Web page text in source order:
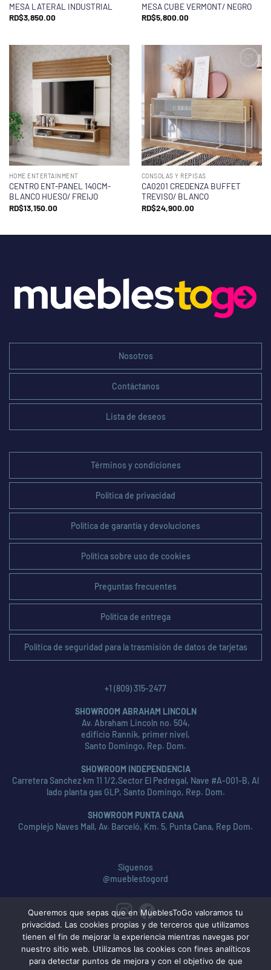
MESA LATERAL INDUSTRIAL
RD$3,850.00
MESA CUBE VERMONT/ NEGRO
RD$5,800.00
HOME ENTERTAINMENT
CENTRO ENT-PANEL 140CM-
BLANCO HUESO/ FREIJO
RD$13,150.00
CONSOLAS Y REPISAS
CA0201 CREDENZA BUFFET
TREVISO/ BLANCO
RD$24,900.00
Nosotros
Contáctanos
Lista de deseos
Términos y condiciones
Política de privacidad
Política de garantía y devoluciones
Política sobre uso de cookies
Preguntas frecuentes
Política de entrega
Política de seguridad para la trasmisión de datos de tarjetas
+1 (809) 315-2477
SHOWROOM ABRAHAM LINCOLN
Av. Abraham Lincoln no. 504,
edificio Rannik, primer nivel,
Santo Domingo, Rep. Dom.
SHOWROOM INDEPENDENCIA
Carretera Sanchez km 11 1/2,Sector El Pedregal, Nave #A-001-B, Al
lado planta gas GLP, Santo Domingo, Rep. Dom.
SHOWROOM PUNTA CANA
Complejo Naves Mall, Av. Barceló, Km. 5, Punta Cana, Rep Dom.
Síguenos
@mueblestogord
Queremos que sepas que en MueblesToGo valoramos tu
privacidad. Las cookies propias y de terceros que utilizamos
tienen el fin de mejorar la experiencia mientras navegas por
nuestro sitio web. Utilizamos las cookies con fines analíticos
para detectar puntos de mejora y con el objetivo de que